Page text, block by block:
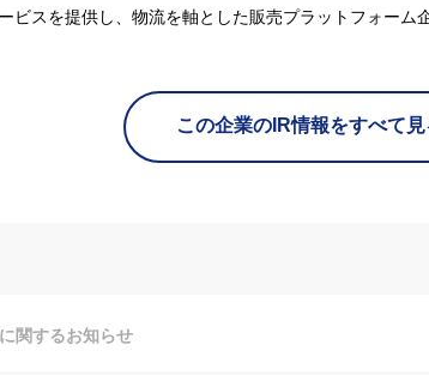
スを提供し、物流を軸とした販売プラットフォーム
この企業のIR情報をすべて見
関するお知らせ